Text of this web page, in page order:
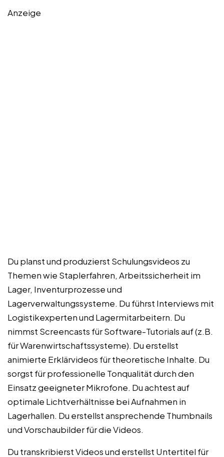
Anzeige
Du planst und produzierst Schulungsvideos zu
Themen wie Staplerfahren, Arbeitssicherheit im
Lager, Inventurprozesse und
Lagerverwaltungssysteme. Du führst Interviews mit
Logistikexperten und Lagermitarbeitern. Du
nimmst Screencasts für Software-Tutorials auf (z.B.
für Warenwirtschaftssysteme). Du erstellst
animierte Erklärvideos für theoretische Inhalte. Du
sorgst für professionelle Tonqualität durch den
Einsatz geeigneter Mikrofone. Du achtest auf
optimale Lichtverhältnisse bei Aufnahmen in
Lagerhallen. Du erstellst ansprechende Thumbnails
und Vorschaubilder für die Videos.
Du transkribierst Videos und erstellst Untertitel für